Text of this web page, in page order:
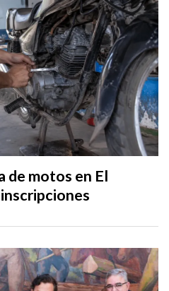
de motos en El